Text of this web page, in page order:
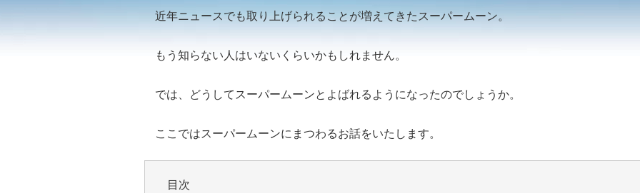
近年ニュースでも取り上げられることが増えてきたスーパームーン。
もう知らない人はいないくらいかもしれません。
では、どうしてスーパームーンとよばれるようになったのでしょうか。
ここではスーパームーンにまつわるお話をいたします。
目次